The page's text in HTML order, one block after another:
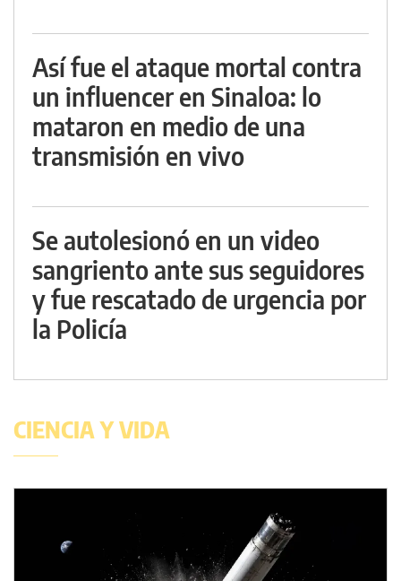
Así fue el ataque mortal contra
un influencer en Sinaloa: lo
mataron en medio de una
transmisión en vivo
Se autolesionó en un video
sangriento ante sus seguidores
y fue rescatado de urgencia por
la Policía
CIENCIA Y VIDA